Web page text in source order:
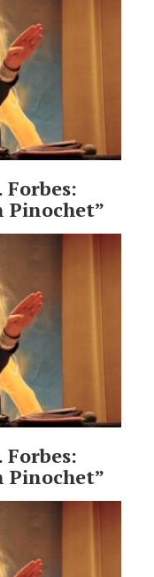
Forbes:
Pinochet”
Forbes:
Pinochet”